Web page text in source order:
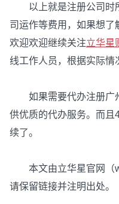
以上就是注册公司时
司运作等费用，如果想了
欢迎欢迎继续关注立华星
线工作人员，根据实际情
如果需要代办注册广
供优质的代办服务。而且
续了。
本文由立华星官网（
请保留链接并注明出处。